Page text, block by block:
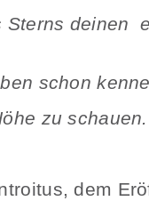
Sterns deinen
schon
zu schauen.
dem